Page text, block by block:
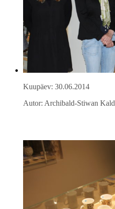
Kuupäev: 30.06.2014
Autor: Archibald-Stiwan Kald